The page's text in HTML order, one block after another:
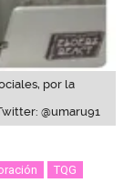
por la
@umaru91
TQG